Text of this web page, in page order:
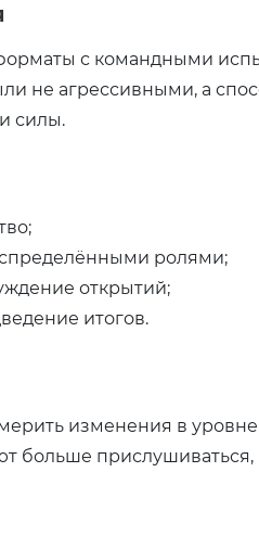
с командными
не агрессивными, а
силы.
ролями;
открытий;
итогов.
изменения в
больше